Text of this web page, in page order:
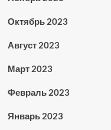
Октябрь 2023
Август 2023
Март 2023
Февраль 2023
Январь 2023